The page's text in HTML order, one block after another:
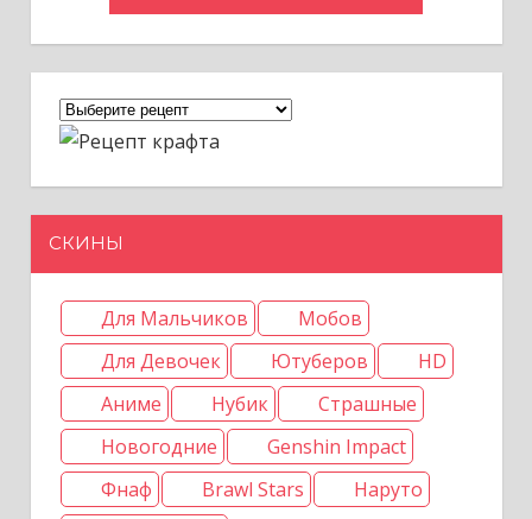
СКИНЫ
Для Мальчиков
Мобов
Для Девочек
Ютуберов
HD
Аниме
Нубик
Страшные
Новогодние
Genshin Impact
Фнаф
Brawl Stars
Наруто